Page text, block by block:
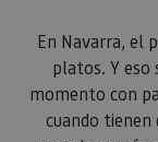
En Navarra, el
platos. Y eso
momento con
cuando tienen